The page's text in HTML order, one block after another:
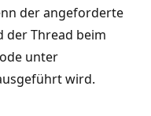
der angeforderte
der Thread beim
unter
wird.